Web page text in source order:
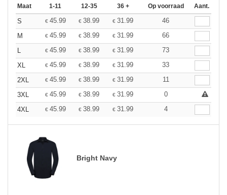
Maat 1-11 12-35 36 + Op voorraad Aant.
S € 45.99 € 38.99 € 31.99
46
M
€ 45.99 € 38.99 € 31.99
66
L
€ 45.99 € 38.99 € 31.99
73
XL
€ 45.99 € 38.99 € 31.99
33
2XL
€ 45.99 € 38.99 € 31.99
11
3XL
€ 45.99 € 38.99 € 31.99
0
4XL
€ 45.99 € 38.99 € 31.99 4
Bright Navy